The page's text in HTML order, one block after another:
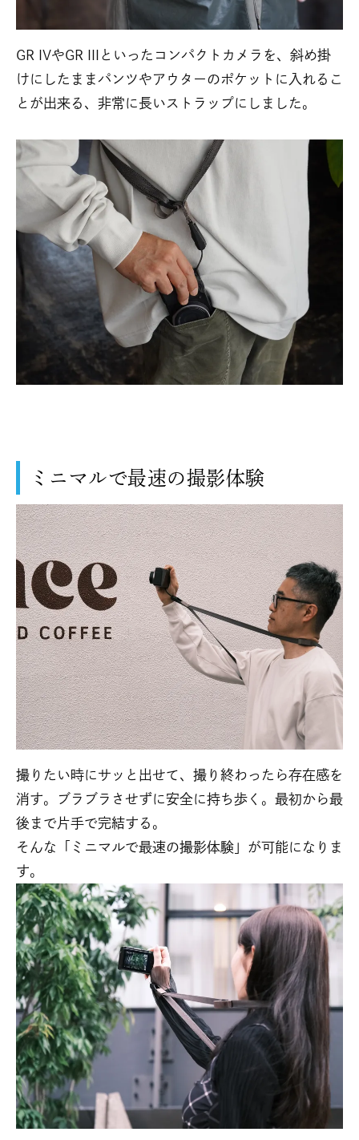
GR IVやGR IIIといったコンパクトカメラを、斜め掛
けにしたままパンツやアウターのポケットに入れるこ
とが出来る、非常に長いストラップにしました。
ミニマルで最速の撮影体験
撮りたい時にサッと出せて、撮り終わったら存在感を
消す。ブラブラさせずに安全に持ち歩く。最初から最
後まで片手で完結する。
そんな「ミニマルで最速の撮影体験」が可能になりま
す。